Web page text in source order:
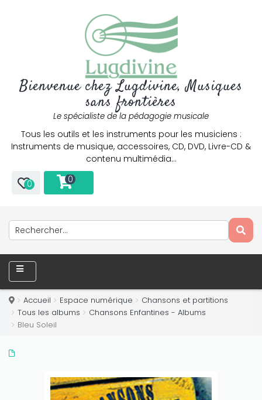
Bienvenue chez Lugdivine, Musiques
sans frontières
Le spécialiste de la pédagogie musicale
Tous les outils et les instruments pour les musiciens :
Instruments de musique, accessoires, CD, DVD, Livre-CD &
contenu multimédia…
0 0
Accueil Espace numérique
Chansons et partitions
Tous les albums
Chansons Enfantines - Albums
Bleu Soleil
amount on your credits!